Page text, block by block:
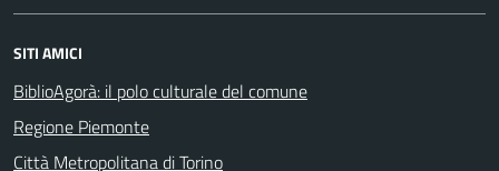
SITI AMICI
BiblioAgorà: il polo culturale del comune
Regione Piemonte
Città Metropolitana di Torino